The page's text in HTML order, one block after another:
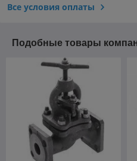
Все условия оплаты
Подобные товары